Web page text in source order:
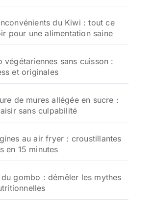
du Kiwi : tout ce
pour une alimentation saine
végétariennes sans cuisson :
et originales
de mures allégée en sucre :
sans culpabilité
au air fryer : croustillantes
en 15 minutes
gombo : démêler les mythes